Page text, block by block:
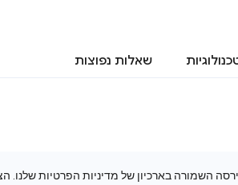
שאלות נפוצות
השמורה בארכיון של מדיניות הפרטיות שלנו.